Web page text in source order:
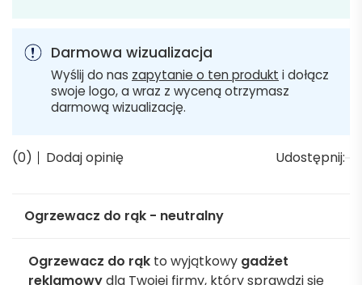
Darmowa wizualizacja
Wyślij do nas zapytanie o ten produkt i dołącz
swoje logo, a wraz z wyceną otrzymasz
darmową wizualizację.
(0) Dodaj opinię Udostępnij:
Ogrzewacz do rąk - neutralny
Ogrzewacz do rąk to wyjątkowy gadżet
reklamowydla Twojej firmy, który sprawdzi się